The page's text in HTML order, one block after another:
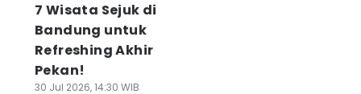
7 Wisata Sejuk di
Bandung untuk
Refreshing Akhir
Pekan!
30 Jul 2026, 14:30 WIB